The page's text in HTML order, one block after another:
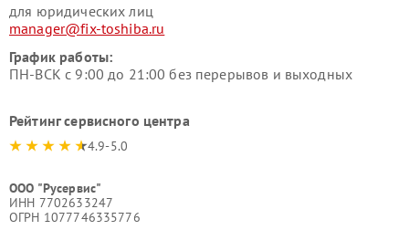
для юридических лиц
manager@fix-toshiba.ru
График работы:
ПН-ВСК с 9:00 до 21:00 без перерывов и выходных
Рейтинг сервисного центра
4.9-5.0
ООО "Русервис"
ИНН 7702633247
ОГРН 1077746335776